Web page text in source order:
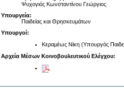
Ψυχογιός Κωνσταντίνου Γεώργιος
Υπουργεία:
Παιδείας και Θρησκευμάτων
Υπουργοί:
Κεραμέως Νίκη (Υπουργός
Αρχεία Μέσων Κοινοβουλευτικού Ελέγχου: